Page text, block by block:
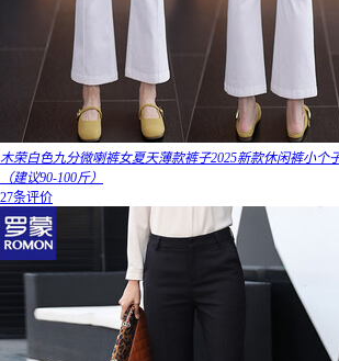
木荣白色九分微喇裤女夏天薄款裤子2025新款休闲裤小个
（建议90-100斤）
27条评价